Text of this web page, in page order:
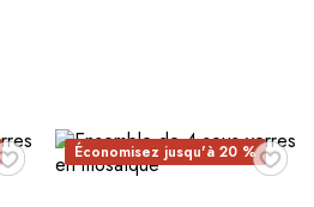
♥ ♥
Économisez jusqu'à 20 %